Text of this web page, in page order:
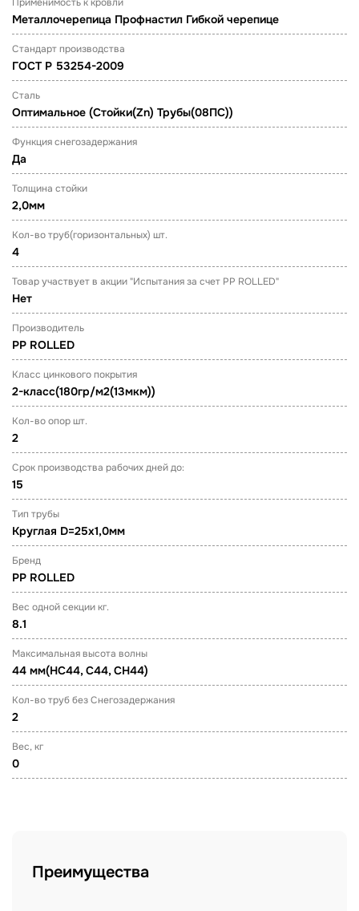
Металлочерепица Профнастил Гибкой черепице
Стандарт производства
ГОСТ Р 53254-2009
Сталь
Оптимальное (Стойки(Zn) Трубы(08ПС))
Функция снегозадержания
Да
Толщина стойки
2,0мм
Кол-во труб(горизонтальных) шт.
4
Товар участвует в акции "Испытания за счет PP ROLLED"
Нет
Производитель
PP ROLLED
Класс цинкового покрытия
2-класс(180гр/м2(13мкм))
Кол-во опор шт.
2
Срок производства рабочих дней до:
15
Тип трубы
Круглая D=25х1,0мм
Бренд
PP ROLLED
Вес одной секции кг.
8.1
Максимальная высота волны
44 мм(НС44, С44, СН44)
Кол-во труб без Снегозадержания
2
Вес, кг
0
Преимущества